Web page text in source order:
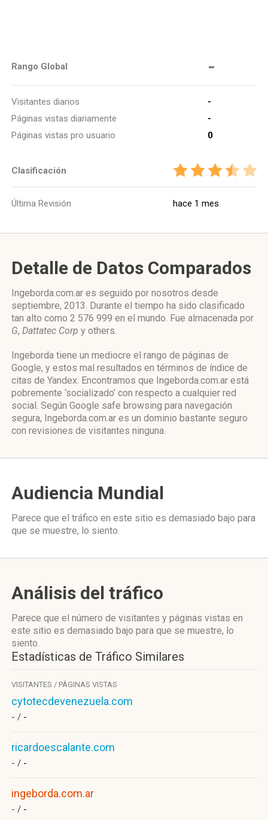
Rango Global -
Visitantes diarios
-
Páginas vistas diariamente
-
Páginas vistas pro usuario
0
Clasificación
Última Revisión hace 1 mes
Detalle de Datos Comparados
Ingeborda.com.ar es seguido por nosotros desde
septiembre, 2013. Durante el tiempo ha sido clasificado
tan alto como 2 576 999 en el mundo. Fue almacenada por
G, Dattatec Corp y others.
Ingeborda tiene un mediocre el rango de páginas de
Google, y estos mal resultados en términos de índice de
citas de Yandex. Encontramos que Ingeborda.com.ar está
pobremente ‘socializado’ con respecto a cualquier red
social. Según Google safe browsing para navegación
segura, Ingeborda.com.ar es un dominio bastante seguro
con revisiones de visitantes ninguna.
Audiencia Mundial
Parece que el tráfico en este sitio es demasiado bajo para
que se muestre, lo siento.
Análisis del tráfico
Parece que el número de visitantes y páginas vistas en
este sitio es demasiado bajo para que se muestre, lo
siento.
Estadísticas de Tráfico Similares
VISITANTES / PÁGINAS VISTAS
cytotecdevenezuela.com
- / -
ricardoescalante.com
- / -
ingeborda.com.ar
- / -